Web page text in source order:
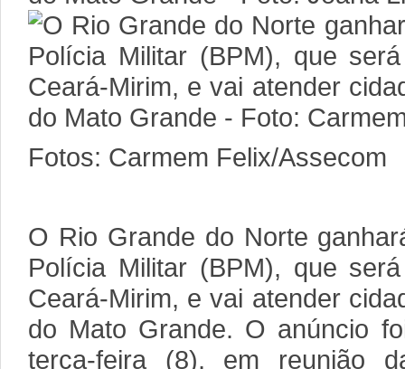
Fotos: Carmem Felix/Assecom
O Rio Grande do Norte
Polícia Militar (BPM), que
Ceará-Mirim, e vai atender
do Mato Grande. O anúncio
terça-feira (8), em reunião